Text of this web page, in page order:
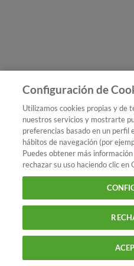
Conoce
Más
©
Condiciones generales
Política de
Uso del nombre y de los
Configuración de
Utilizamos cookies propias y de
nuestros servicios y mostrarte
preferencias basado en un perfil
hábitos de navegación (por
Puedes obtener más información
rechazar su uso haciendo clic en